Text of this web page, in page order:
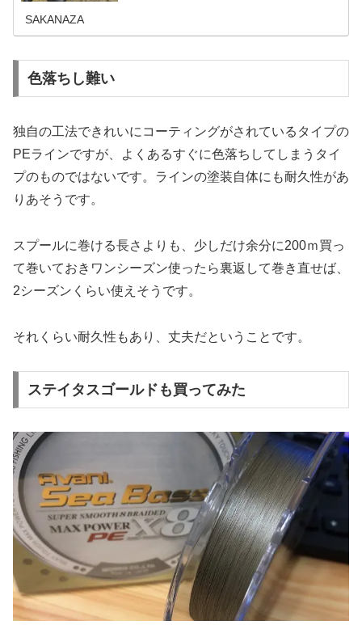
SAKANAZA
色落ちし難い
独自の工法できれいにコーティングがされているタイプの
PEラインですが、よくあるすぐに色落ちしてしまうタイ
プのものではないです。ラインの塗装自体にも耐久性があ
りあそうです。
スプールに巻ける長さよりも、少しだけ余分に200ｍ買っ
て巻いておきワンシーズン使ったら裏返して巻き直せば、
2シーズンくらい使えそうです。
それくらい耐久性もあり、丈夫だということです。
ステイタスゴールドも買ってみた